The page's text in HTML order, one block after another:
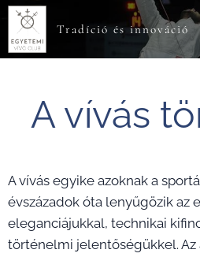
Tradíció és innováció
A vívás
A vívás egyike azoknak a
évszázadok óta lenyűgözik az
eleganciájukkal, technikai
történelmi jelentőségükkel. Az